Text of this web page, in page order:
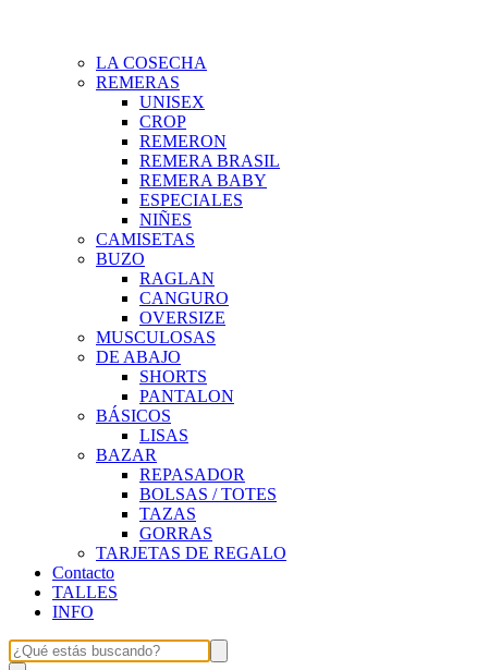
LA COSECHA
REMERAS
UNISEX
CROP
REMERON
REMERA BRASIL
REMERA BABY
ESPECIALES
NIÑES
CAMISETAS
BUZO
RAGLAN
CANGURO
OVERSIZE
MUSCULOSAS
DE ABAJO
SHORTS
PANTALON
BÁSICOS
LISAS
BAZAR
REPASADOR
BOLSAS / TOTES
TAZAS
GORRAS
TARJETAS DE REGALO
Contacto
TALLES
INFO